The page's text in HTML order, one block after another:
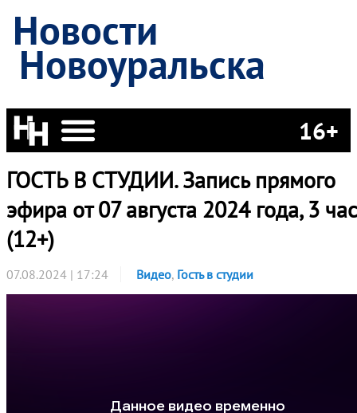
Новости
Новоуральска
16+
ГОСТЬ В СТУДИИ. Запись прямого
эфира от 07 августа 2024 года, 3
(12+)
07.08.2024 | 17:24 Видео, Гость в студии